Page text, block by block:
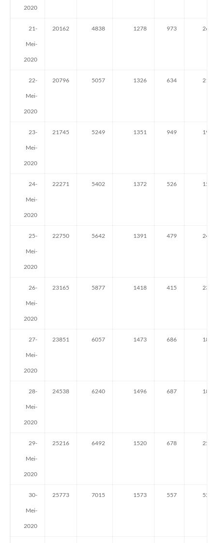
2020
21-
Mei-
2020
20162 4838 1278 973 263
22-
Mei-
2020
20796 5057 1326 634 219
23-
Mei-
2020
21745 5249 1351 949 192
24-
Mei-
2020
22271 5402 1372 526 153
25-
Mei-
2020
22750 5642 1391 479 240
26-
Mei-
2020
23165 5877 1418 415 235
27-
Mei-
2020
23851 6057 1473 686 180
28-
Mei-
2020
24538 6240 1496 687 183
29-
Mei-
2020
25216 6492 1520 678 252
30-
Mei-
2020
25773 7015 1573 557 523